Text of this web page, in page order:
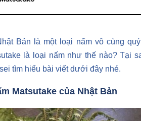
Bản là một loại nấm vô cùng
là loại nấm như thế nào? Tại
tìm hiểu bài viết dưới đây nhé.
Matsutake của Nhật Bản